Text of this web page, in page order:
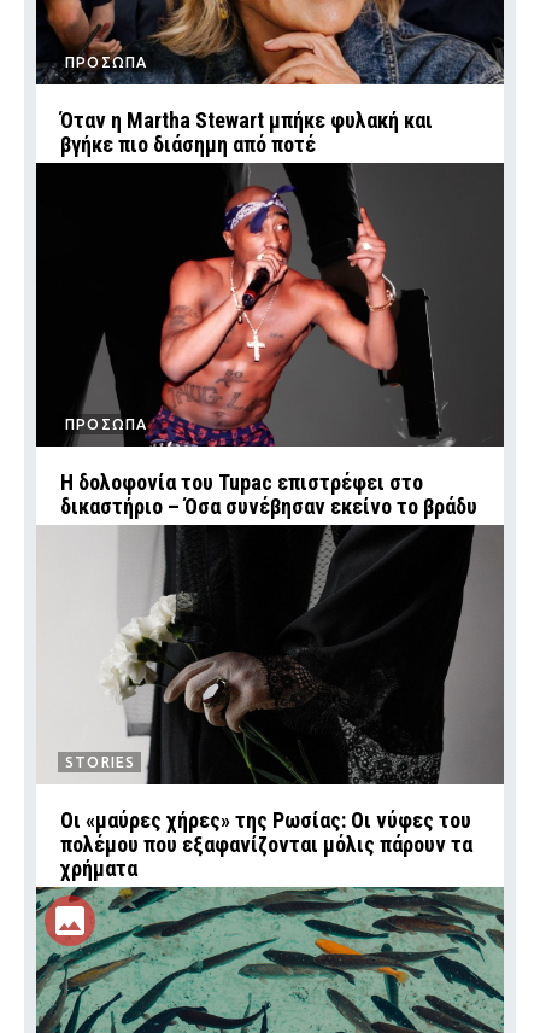
ΠΡΟΣΩΠΑ
Όταν η Martha Stewart μπήκε φυλακή και
βγήκε πιο διάσημη από ποτέ
ΠΡΟΣΩΠΑ
Η δολοφονία του Tupac επιστρέφει στο
δικαστήριο – Όσα συνέβησαν εκείνο το βράδυ
STORIES
Οι «μαύρες χήρες» της Ρωσίας: Οι νύφες του
πολέμου που εξαφανίζονται μόλις πάρουν τα
χρήματα